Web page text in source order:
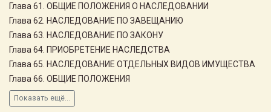
Глава 61. ОБЩИЕ ПОЛОЖЕНИЯ О НАСЛЕДОВАНИИ
Глава 62. НАСЛЕДОВАНИЕ ПО ЗАВЕЩАНИЮ
Глава 63. НАСЛЕДОВАНИЕ ПО ЗАКОНУ
Глава 64. ПРИОБРЕТЕНИЕ НАСЛЕДСТВА
Глава 65. НАСЛЕДОВАНИЕ ОТДЕЛЬНЫХ ВИДОВ ИМУЩЕСТВА
Глава 66. ОБЩИЕ ПОЛОЖЕНИЯ
Показать ещё...